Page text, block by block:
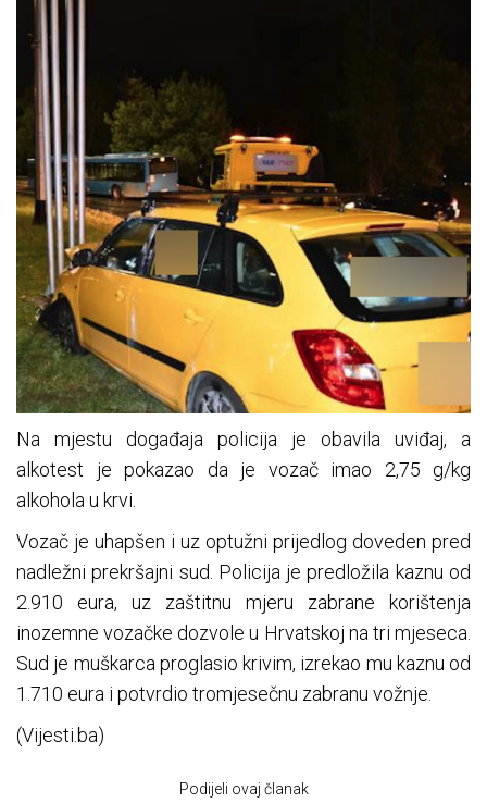
Na mjestu događaja policija je obavila uviđaj, a
alkotest je pokazao da je vozač imao 2,75 g/kg
alkohola u krvi.
Vozač je uhapšen i uz optužni prijedlog doveden pred
nadležni prekršajni sud. Policija je predložila kaznu od
2.910 eura, uz zaštitnu mjeru zabrane korištenja
inozemne vozačke dozvole u Hrvatskoj na tri mjeseca.
Sud je muškarca proglasio krivim, izrekao mu kaznu od
1.710 eura i potvrdio tromjesečnu zabranu vožnje.
(Vijesti.ba)
Podijeli ovaj članak